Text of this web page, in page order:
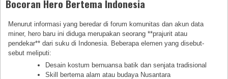
Bocoran Hero Bertema Indonesia
Menurut informasi yang beredar di forum komunitas dan akun data
miner, hero baru ini diduga merupakan seorang **prajurit atau
pendekar** dari suku di Indonesia. Beberapa elemen yang disebut-
sebut meliputi:
Desain kostum bernuansa batik dan senjata tradisional
Skill bertema alam atau budaya Nusantara